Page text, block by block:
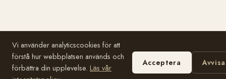
Vi använder analyticscookies för att
förstå hur webbplatsen används och
förbättra din upplevelse. Läs vår
Acceptera Avvisa